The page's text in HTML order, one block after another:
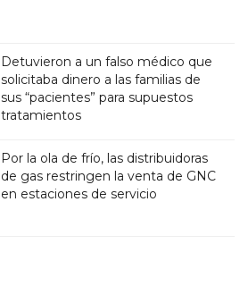
Detuvieron a un falso médico que
solicitaba dinero a las familias de
sus “pacientes” para supuestos
tratamientos
Por la ola de frío, las distribuidoras
de gas restringen la venta de GNC
en estaciones de servicio